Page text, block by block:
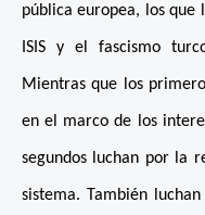
pública europea, los que
ISIS y el fascismo
Mientras que los
en el marco de los
segundos luchan por la
sistema. También